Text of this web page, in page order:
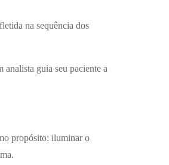
na sequência dos
guia seu paciente a
propósito: iluminar o